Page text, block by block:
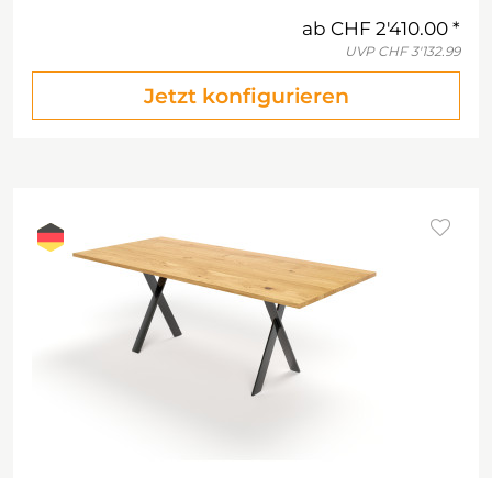
ab CHF 2'410.00
UVP CHF 3'132.99
Jetzt konfigurieren